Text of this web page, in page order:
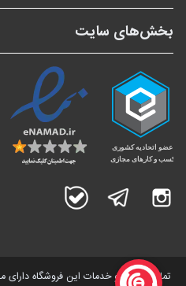
بخش‌های سایت
اینستاگرام تلگرام
تمامی کالاها و خدمات این فروشگاه دارای